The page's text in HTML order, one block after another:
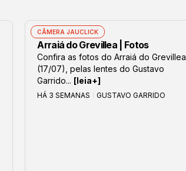
CÂMERA JAUCLICK
Arraiá do Grevillea | Fotos
Confira as fotos do Arraiá do Grevillea
(17/07), pelas lentes do Gustavo
Garrido... [leia+]
HÁ 3 SEMANAS GUSTAVO GARRIDO